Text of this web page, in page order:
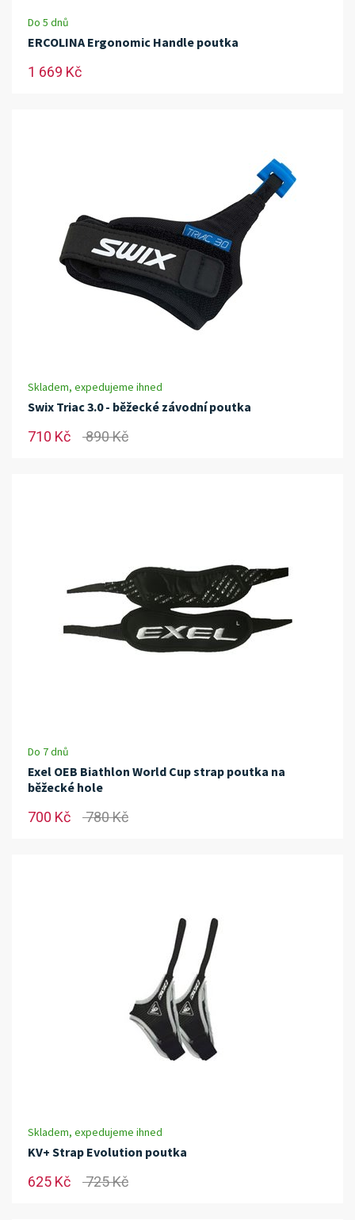
Do 5 dnů
ERCOLINA Ergonomic Handle poutka
1 669 Kč
Skladem, expedujeme ihned
Swix Triac 3.0 - běžecké závodní poutka
710 Kč 890 Kč
Do 7 dnů
Exel OEB Biathlon World Cup strap poutka na
běžecké hole
700 Kč 780 Kč
Skladem, expedujeme ihned
KV+ Strap Evolution poutka
625 Kč 725 Kč